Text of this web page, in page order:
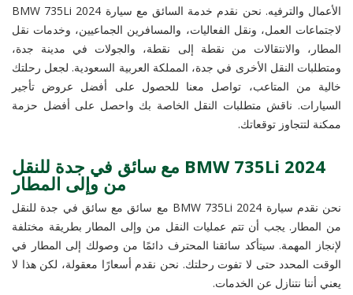
الأعمال والترفيه. نحن نقدم خدمة السائق مع سيارة BMW 735Li 2024
لاجتماعات العمل، ونقل الفعاليات، والمسافرين الجماعيين، وخدمات نقل
المطار، والانتقالات من نقطة إلى نقطة، والجولات في مدينة جدة،
ومتطلبات النقل الأخرى في جدة، المملكة العربية السعودية. لجعل رحلتك
خالية من المتاعب، تواصل معنا للحصول على أفضل عروض تأجير
السيارات. ناقش متطلبات النقل الخاصة بك واحصل على أفضل حزمة
ممكنة لتتجاوز توقعاتك.
BMW 735Li 2024 مع سائق في جدة للنقل
من وإلى المطار
نحن نقدم سيارة BMW 735Li 2024 مع سائق مع سائق في جدة للنقل
من المطار. يجب أن تتم عمليات النقل من وإلى المطار بطريقة مختلفة
لإنجاز المهمة. سيتأكد سائقنا المحترف دائمًا من وصولك إلى المطار في
الوقت المحدد حتى لا تفوت رحلتك. نحن نقدم أسعارًا معقولة، لكن هذا لا
يعني أننا نتنازل عن الخدمات.